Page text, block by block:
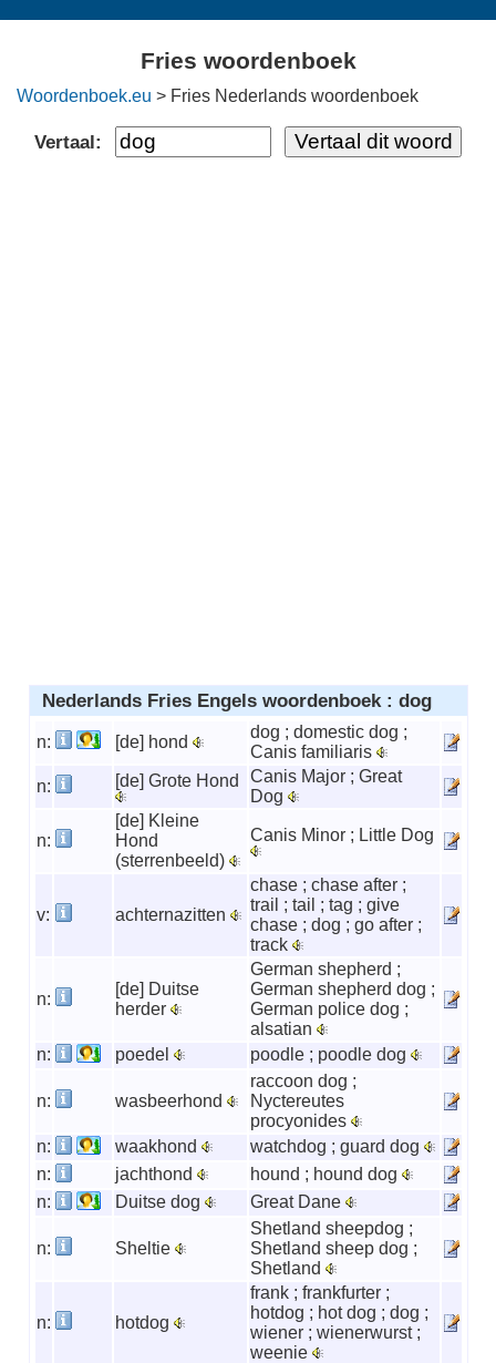
Fries woordenboek
Woordenboek.eu > Fries Nederlands woordenboek
Vertaal:
Nederlands Fries Engels woordenboek : dog
n: [de] hond
dog ; domestic dog ;
Canis familiaris
n:
[de] Grote Hond
Canis Major ; Great
Dog
n:
[de] Kleine
Hond
(sterrenbeeld)
Canis Minor ; Little Dog
v: achternazitten
chase ; chase after ;
trail ; tail ; tag ; give
chase ; dog ; go after ;
track
n:
[de] Duitse
herder
German shepherd ;
German shepherd dog ;
German police dog ;
alsatian
n:
poedel poodle ; poodle dog
n: wasbeerhond
raccoon dog ;
Nyctereutes
procyonides
n:
waakhond
watchdog ; guard dog
n:
jachthond
hound ; hound dog
n:
Duitse dog Great Dane
n: Sheltie
Shetland sheepdog ;
Shetland sheep dog ;
Shetland
n: hotdog
frank ; frankfurter ;
hotdog ; hot dog ; dog ;
wiener ; wienerwurst ;
weenie